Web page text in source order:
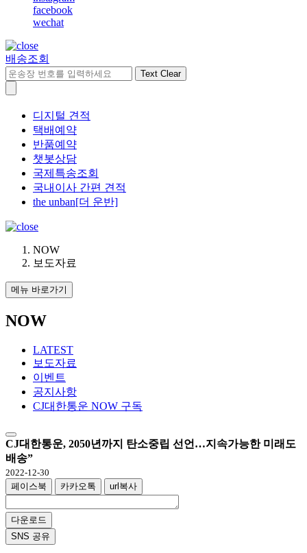
facebook
wechat
배송조회
Text Clear
디지털 견적
택배예약
반품예약
챗봇상담
국제특송조회
국내이사 간편 견적
the unban[더 운반]
NOW
보도자료
메뉴 바로가기
NOW
LATEST
보도자료
이벤트
공지사항
CJ대한통운 NOW 구독
CJ대한통운, 2050년까지 탄소중립 선언…지속가능한 미래도
배송”
2022-12-30
페이스북
카카오톡 url복사
다운로드
SNS 공유